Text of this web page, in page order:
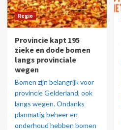
Regio
Provincie kapt 195
zieke en dode bomen
langs provinciale
wegen
Bomen zijn belangrijk voor
provincie Gelderland, ook
langs wegen. Ondanks
planmatig beheer en
onderhoud hebben bomen